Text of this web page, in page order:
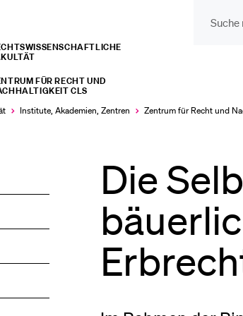
FÜR RECHT UND
CLS
Institute, Akademien, Zentren Zentrum für Recht und
Die
Studierende